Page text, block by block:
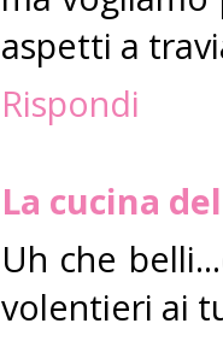
aspetti a
Rispondi
La cucina
Uh che
volentieri ai